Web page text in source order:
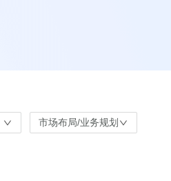
市场布局/业务规划